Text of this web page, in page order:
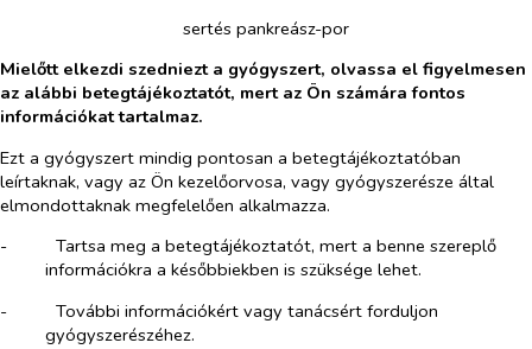
sertés pankreász-por
Mielőtt elkezdi szedniezt a gyógyszert, olvassa el figyelmesen
az alábbi betegtájékoztatót, mert az Ön számára fontos
információkat tartalmaz.
Ezt a gyógyszert mindig pontosan a betegtájékoztatóban
leírtaknak, vagy az Ön kezelőorvosa, vagy gyógyszerésze által
elmondottaknak megfelelően alkalmazza.
-​
Tartsa meg a betegtájékoztatót, mert a benne szereplő
információkra a későbbiekben is szüksége lehet.
-​
További információkért vagy tanácsért forduljon
gyógyszerészéhez.